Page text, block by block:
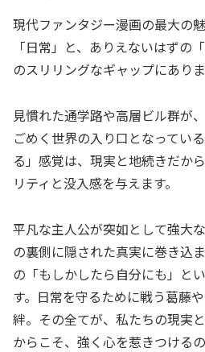
現代ファンタジー漫画の最大の
「日常」と、ありえないはずの
のスリリングなギャップにありま
見慣れた通学路や高層ビル群が
ごめく世界の入り口となってい
る」感覚は、現実と地続きだか
リティと没入感を与えます。
平凡な主人公が突如として強大
の裏側に隠された真実に巻き込
の「もしかしたら自分にも」と
す。日常を守るために戦う葛藤
絆。その全てが、私たちの現実
からこそ、強く心を惹きつけるの